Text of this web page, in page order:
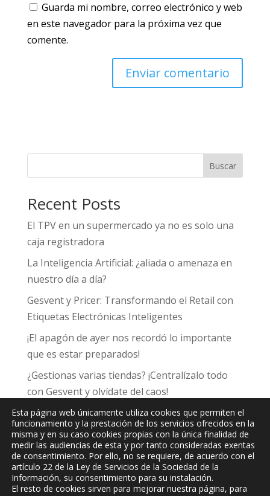
Guarda mi nombre, correo electrónico y web
en este navegador para la próxima vez que
comente.
Buscar
Recent Posts
El TPV en un supermercado ya no es solo una
caja registradora
La Inteligencia Artificial: ¿aliada o amenaza en
nuestro día a día?
Gesvent y Pricer: Transformando el Retail con
Etiquetas Electrónicas Inteligentes
¡El apagón de ayer nos recordó lo importante
que es estar preparados!
¿Gestionas varias tiendas? ¡Centralízalo todo
con Gesvent y olvídate del caos!
JPCInformática y Comunicaciones, S.L.
Esta página web únicamente utiliza cookies que permiten el
funcionamiento y la prestación de los servicios ofrecidos en la
misma y en su caso cookies propias con la única finalidad de
medir las audiencias de esta y por tanto consideradas exentas
de consentimiento. Por ello, no se requiere, de acuerdo con el
artículo 22 de la Ley de Servicios de la Sociedad de la
Información, su consentimiento para su instalación.
El resto de cookies sirven para mejorar nuestra página, para